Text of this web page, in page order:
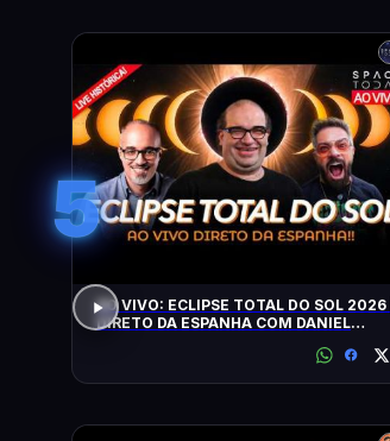
5
AO VIVO: ECLIPSE TOTAL DO SOL 2026 |
DIRETO DA ESPANHA COM DANIEL